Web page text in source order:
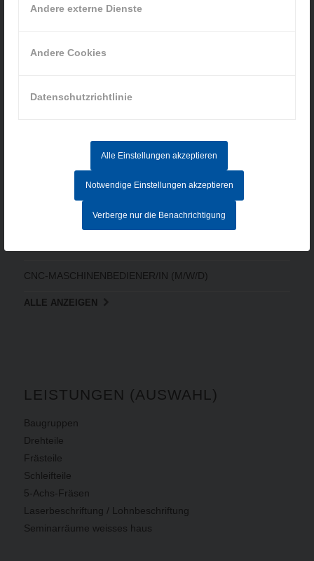
Andere externe Dienste
Andere Cookies
Datenschutzrichtlinie
Alle Einstellungen akzeptieren
Notwendige Einstellungen akzeptieren
Verberge nur die Benachrichtigung
Impressum
Hinweisgebersystem
MITARBEITER IM AUFTRAGSZENTRUM (M/W/D) - Vollzeit
CNC-FACHKRAFT (M/W/D)
ELEKTRONIKER/IN FÜR BETRIEBSTECHNIK (M/W/D)
CNC-MASCHINENBEDIENER/IN (M/W/D)
ALLE ANZEIGEN
LEISTUNGEN (AUSWAHL)
Baugruppen
Drehteile
Frästeile
Schleifteile
5-Achs-Fräsen
Laserbeschriftung / Lohnbeschriftung
Seminarräume weisses haus